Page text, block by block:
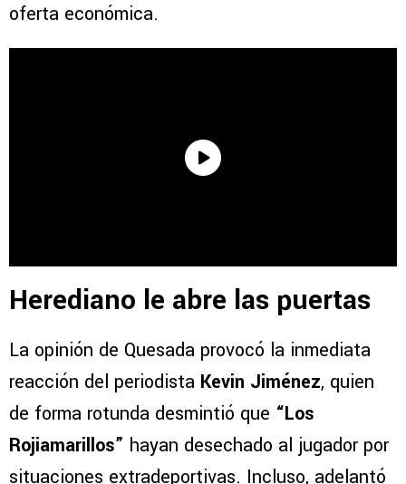
oferta económica.
Herediano le abre las puertas
La opinión de Quesada provocó la inmediata
reacción del periodista Kevin Jiménez, quien
de forma rotunda desmintió que “Los
Rojiamarillos” hayan desechado al jugador por
situaciones extradeportivas. Incluso, adelantó